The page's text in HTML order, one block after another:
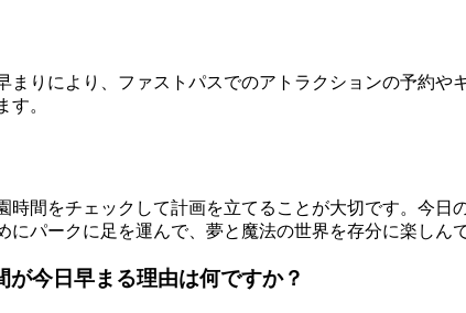
りにより、ファストパスでのアトラクションの予約
す。
間をチェックして計画を立てることが大切です。今
パークに足を運んで、夢と魔法の世界を存分に楽しん
今日早まる理由は何ですか？